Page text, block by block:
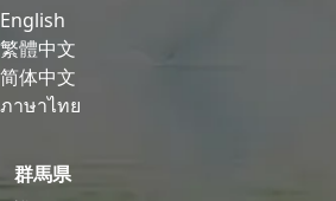
English
繁體中文
简体中文
ภาษาไทย
群馬県